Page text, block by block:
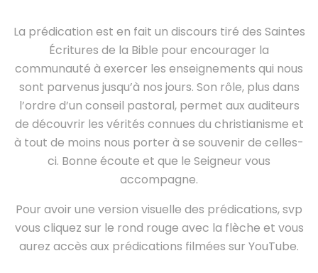
La prédication est en fait un discours tiré des Saintes
Écritures de la Bible pour encourager la
communauté à exercer les enseignements qui nous
sont parvenus jusqu’à nos jours. Son rôle, plus dans
l’ordre d’un conseil pastoral, permet aux auditeurs
de découvrir les vérités connues du christianisme et
à tout de moins nous porter à se souvenir de celles-
ci. Bonne écoute et que le Seigneur vous
accompagne.
Pour avoir une version visuelle des prédications, svp
vous cliquez sur le rond rouge avec la flèche et vous
aurez accès aux prédications filmées sur YouTube.